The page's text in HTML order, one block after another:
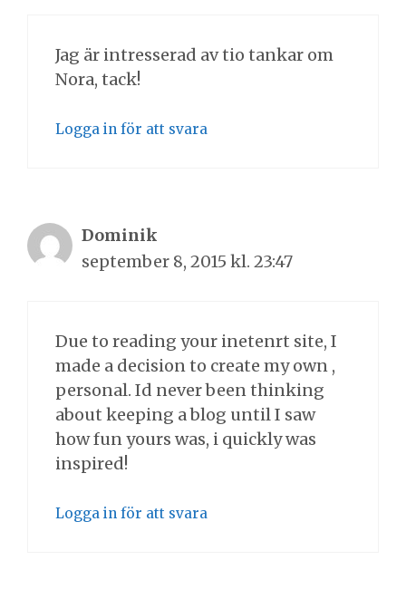
Jag är intresserad av tio tankar om
Nora, tack!
Logga in för att svara
Dominik
september 8, 2015 kl. 23:47
Due to reading your inetenrt site, I
made a decision to create my own ,
personal. Id never been thinking
about keeping a blog until I saw
how fun yours was, i quickly was
inspired!
Logga in för att svara